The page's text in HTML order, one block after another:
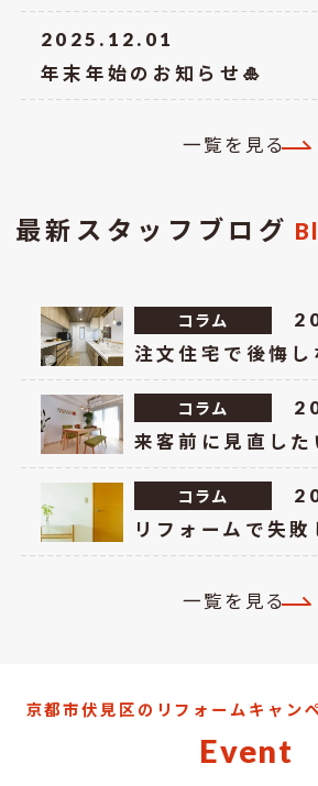
2025.12.01
年末年始のお知らせ🎍
一覧を見る
最新スタッフブログ
コラム
コラム
コラム
一覧を見る
京都市伏見区のリフォームキャン
Event